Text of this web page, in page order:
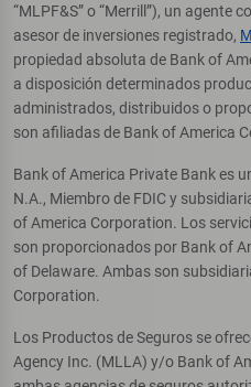
“MLPF&S” o “Merrill”), un agente
asesor de inversiones registrado,
propiedad absoluta de Bank of
a disposición determinados
administrados, distribuidos o
son afiliadas de Bank of America
Bank of America Private Bank es
N.A., Miembro de FDIC y
of America Corporation. Los
son proporcionados por Bank of
of Delaware. Ambas son
Corporation.
Los Productos de Seguros se
Agency Inc. (MLLA) y/o Bank of